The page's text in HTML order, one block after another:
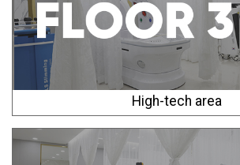
High-tech area